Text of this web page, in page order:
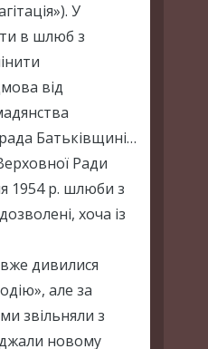
У
в шлюб з
від
Батьківщині…
Ради
1954 р. шлюби з
хоча із
дивилися
але за
звільняли з
новому